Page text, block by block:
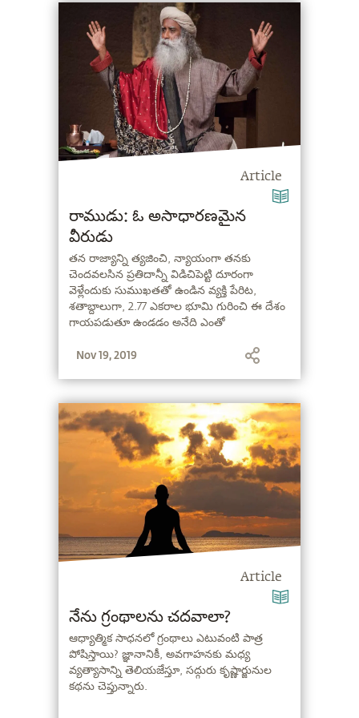
Article
రాముడు: ఓ అసాధారణమైన
వీరుడు
తన రాజ్యాన్ని త్యజించి, న్యాయంగా తనకు
చెందవలసిన ప్రతిదాన్నీ విడిచిపెట్టి దూరంగా
వెళ్లేందుకు సుముఖతతో ఉండిన వ్యక్తి పేరిట,
శతాబ్దాలుగా, 2.77 ఎకరాల భూమి గురించి ఈ దేశం
గాయపడుతూ ఉండడం అనేది ఎంతో
Nov 19, 2019
Article
నేను గ్రంథాలను చదవాలా?
ఆధ్యాత్మిక సాధనలో గ్రంథాలు ఎటువంటి పాత్ర
పోషిస్తాయి? జ్ఞానానికీ, అవగాహనకు మధ్య
వ్యత్యాసాన్ని తెలియజేస్తూ, సద్గురు కృష్ణార్జునుల
కథను చెప్తున్నారు.